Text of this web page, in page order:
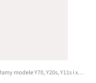
Vivo już w Polsce! Mamy modele Y70, Y20s, Y11s i x51 5G z prawdziwym gimbalem